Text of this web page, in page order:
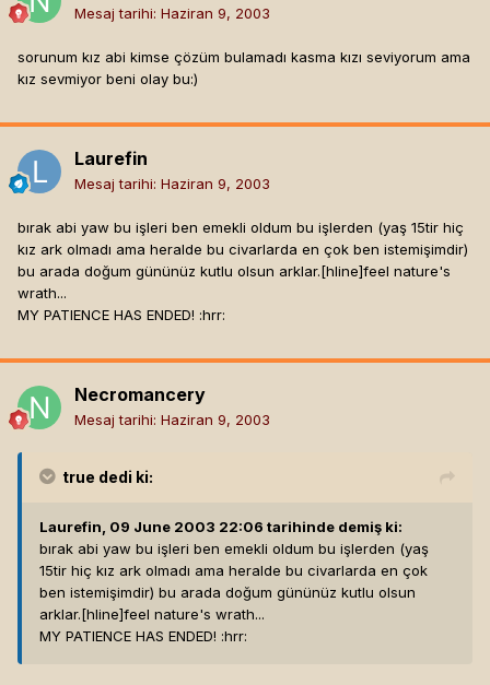
Mesaj tarihi: Haziran 9, 2003
sorunum kız abi kimse çözüm bulamadı kasma kızı seviyorum ama
kız sevmiyor beni olay bu:)
Laurefin
Mesaj tarihi: Haziran 9, 2003
bırak abi yaw bu işleri ben emekli oldum bu işlerden (yaş 15tir hiç
kız ark olmadı ama heralde bu civarlarda en çok ben istemişimdir)
bu arada doğum gününüz kutlu olsun arklar.[hline]feel nature's
wrath...
MY PATIENCE HAS ENDED! :hrr:
Necromancery
Mesaj tarihi: Haziran 9, 2003
true dedi ki:
Laurefin, 09 June 2003 22:06 tarihinde demiş ki:
bırak abi yaw bu işleri ben emekli oldum bu işlerden (yaş
15tir hiç kız ark olmadı ama heralde bu civarlarda en çok
ben istemişimdir) bu arada doğum gününüz kutlu olsun
arklar.[hline]feel nature's wrath...
MY PATIENCE HAS ENDED! :hrr: